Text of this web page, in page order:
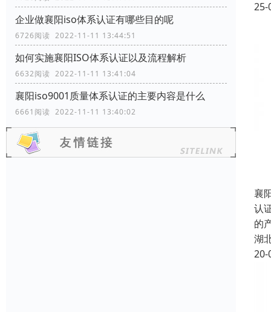
企业做襄阳iso体系认证有哪些目的呢
6726阅读 2022-11-11 13:44:51
如何实施襄阳ISO体系认证以及流程解析
6632阅读 2022-11-11 13:41:04
襄阳iso9001质量体系认证的主要内容是什么
6661阅读 2022-11-11 13:40:02
25-
襄
认
的
湖
20-